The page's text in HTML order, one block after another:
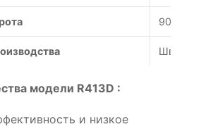
90°
модели R413D :
и низкое